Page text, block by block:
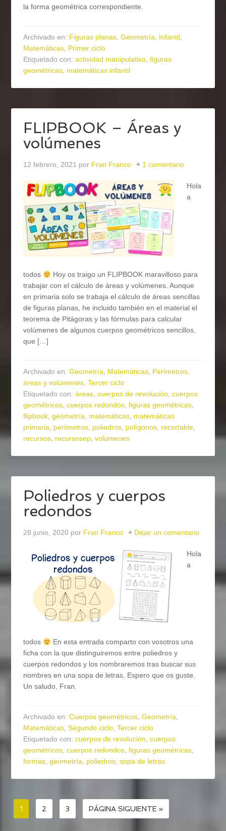
la forma geométrica correspondiente.
Archivado en: Figuras planas,Geometría, Infantil,
Matemáticas, Primer ciclo
Etiquetado con:actividad manipulativa,figuras
geométricas, matemáticas infantil
FLIPBOOK – Áreas y
volúmenes
12 febrero, 2021 por Fran Franco 1 comentario
Hola
a
todos
Hoy os traigo un FLIPBOOK maravilloso para
trabajar con el cálculo de áreas y volúmenes. Aunque
en primaria solo se trabaja el cálculo de áreas sencillas
de figuras planas, he incluido también en el material el
teorema de Pitágoras y las fórmulas para calcular
volúmenes de algunos cuerpos geométricos sencillos,
que […]
Archivado en:Geometría, Matemáticas, Perímetros,
áreas y volúmenes,Tercer ciclo
Etiquetado con:áreas,cuerpos de revolución,cuerpos
geométricos,cuerpos redondos,figuras geométricas,
flipbook,geometría, matemáticas, matemáticas
primaria, perímetros, poliedros, polígonos, recortable,
recursos, recursosep,volúmenes
Poliedros y cuerpos
redondos
28 junio, 2020 por Fran Franco Dejar un comentario
Hola
a
todos
En esta entrada comparto con vosotros una
ficha con la que distinguiremos entre poliedros y
cuerpos redondos y los nombraremos tras buscar sus
nombres en una sopa de letras. Espero que os guste.
Un saludo, Fran.
Archivado en:Cuerpos geométricos,Geometría,
Matemáticas,Segundo ciclo,Tercer ciclo
Etiquetado con:cuerpos de revolución,cuerpos
geométricos,cuerpos redondos,figuras geométricas,
formas,geometría, poliedros,sopa de letras
1 2 3 PÁGINA SIGUIENTE »